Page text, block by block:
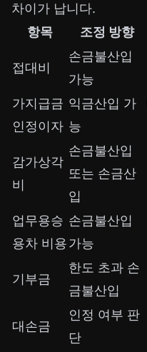
차이가 납니다.
항목
조정 방향
접대비
손금불산입
가능
가지급금
인정이자
익금산입 가
능
감가상각
비
손금불산입
또는 손금산
입
업무용승
용차 비용
손금불산입
가능
기부금
한도 초과 손
금불산입
대손금
인정 여부 판
단